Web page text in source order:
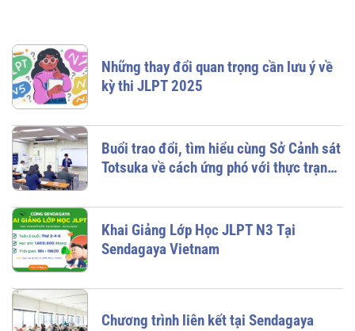
Những thay đổi quan trọng cần lưu ý về
kỳ thi JLPT 2025
Buổi trao đổi, tìm hiểu cùng Sở Cảnh sát
Totsuka về cách ứng phó với thực trạng
Khai Giảng Lớp Học JLPT N3 Tại
Sendagaya Vietnam
Chương trình liên kết tại Sendagaya